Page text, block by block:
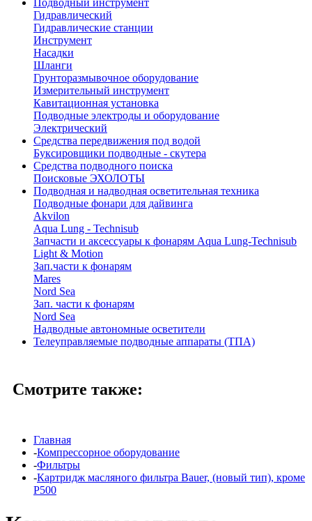
Подводный инструмент
Гидравлический
Гидравлические станции
Инструмент
Насадки
Шланги
Грунторазмывочное оборудование
Измерительный инструмент
Кавитационная установка
Подводные электроды и оборудование
Электрический
Средства передвижения под водой
Буксировщики подводные - скутера
Средства подводного поиска
Поисковые ЭХОЛОТЫ
Подводная и надводная осветительная техника
Подводные фонари для дайвинга
Akvilon
Aqua Lung - Technisub
Запчасти и аксессуары к фонарям Aqua Lung-Technisub
Light & Motion
Зап.части к фонарям
Mares
Nord Sea
Зап. части к фонарям
Nord Sea
Надводные автономные осветители
Телеуправляемые подводные аппараты (ТПА)
Смотрите также:
Главная
-Компрессорное оборудование
-Фильтры
-Картридж масляного фильтра Bauer, (новый тип), кроме
Р500